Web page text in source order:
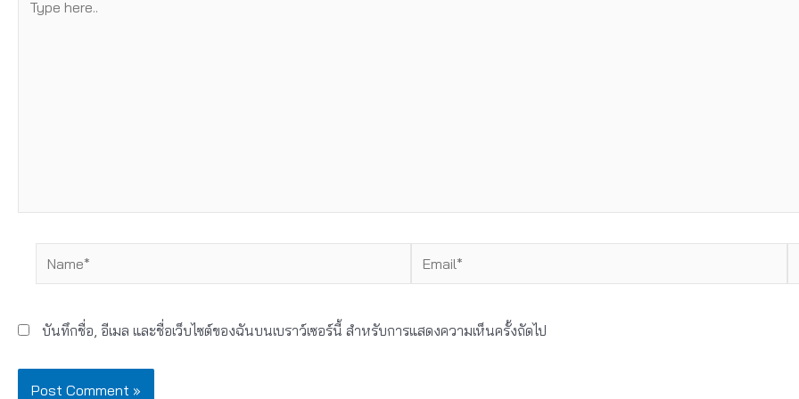
here..
Name* Email*
บันทึกชื่อ, อีเมล และชื่อเว็บไซต์ของฉันบนเบราว์เซอร์นี้ สำหรับการแสดงความเห็นครั้งถัดไป